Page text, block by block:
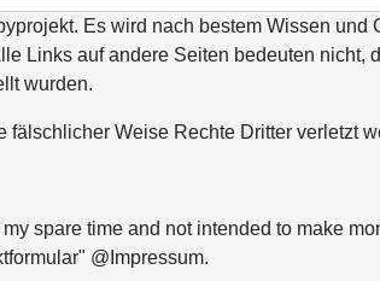
Es wird nach bestem Wissen
Links auf andere Seiten bedeuten
wurden.
fälschlicher Weise Rechte Dritter verletzt
spare time and not intended to make
@Impressum.